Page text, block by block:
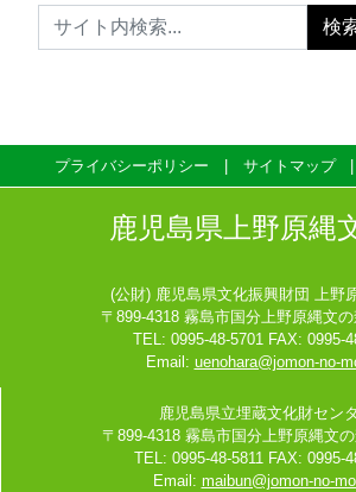
プライバシーポリシー サイトマップ
鹿児島県上野原縄
(公財) 鹿児島県文化振興財団 上野
〒899-4318 霧島市国分上野原縄文
TEL: 0995-48-5701 FAX: 0995-
Email: uenohara@jomon-no-
鹿児島県立埋蔵文化財セン
〒899-4318 霧島市国分上野原縄文
TEL: 0995-48-5811 FAX: 0995-
Email: maibun@jomon-no-